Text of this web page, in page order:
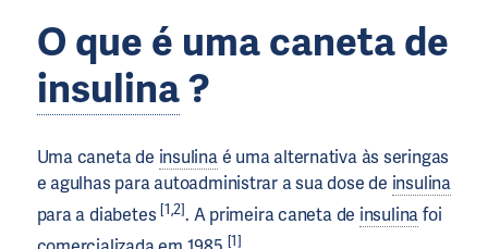
O que é uma caneta de
insulina?
Uma caneta de insulina é uma alternativa às seringas
e agulhas para autoadministrar a sua dose de insulina
para a diabetes[1,2]. A primeira caneta de insulinafoi
[1]